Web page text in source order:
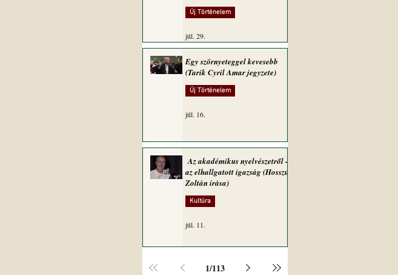
Új Történelem
júl. 29.
Egy szörnyeteggel kevesebb
(Tarik Cyril Amar jegyzete)
Új Történelem
júl. 16.
Az akadémikus nyelvészetről –
az elhallgatott igazság (Hosszú
Zoltán írása)
Kultúra
júl. 11.
1/113